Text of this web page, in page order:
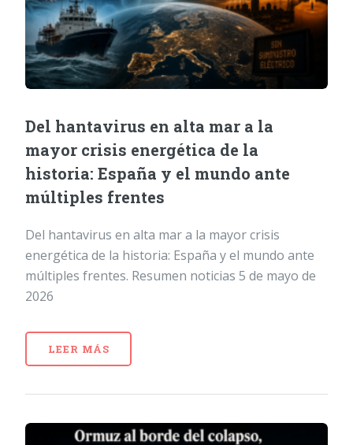
Del hantavirus en alta mar a la
mayor crisis energética de la
historia: España y el mundo ante
múltiples frentes
Del hantavirus en alta mar a la mayor crisis
energética de la historia: España y el mundo ante
múltiples frentes. Resumen noticias 5 de mayo de
2026
LEER MÁS